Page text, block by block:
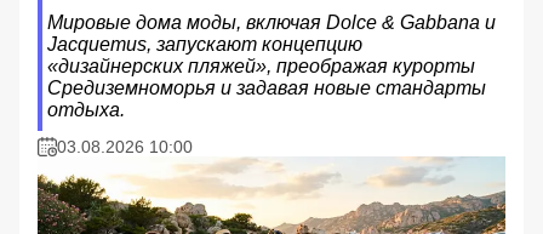
Мировые дома моды, включая Dolce & Gabbana и
Jacquemus, запускают концепцию
«дизайнерских пляжей», преображая курорты
Средиземноморья и задавая новые стандарты
отдыха.
03.08.2026 10:00